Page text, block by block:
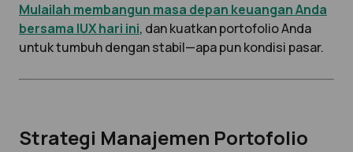
Mulailah membangun masa depan keuangan Anda
bersama IUX hari ini, dan kuatkan portofolio Anda
untuk tumbuh dengan stabil—apa pun kondisi pasar.
Strategi Manajemen Portofolio